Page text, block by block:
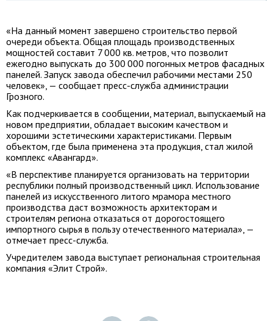
«На данный момент завершено строительство первой
очереди объекта. Общая площадь производственных
мощностей составит 7 000 кв. метров, что позволит
ежегодно выпускать до 300 000 погонных метров фасадных
панелей. Запуск завода обеспечил рабочими местами 250
человек», — сообщает пресс-служба администрации
Грозного.
Как подчеркивается в сообщении, материал, выпускаемый на
новом предприятии, обладает высоким качеством и
хорошими эстетическими характеристиками. Первым
объектом, где была применена эта продукция, стал жилой
комплекс «Авангард».
«В перспективе планируется организовать на территории
республики полный производственный цикл. Использование
панелей из искусственного литого мрамора местного
производства даст возможность архитекторам и
строителям региона отказаться от дорогостоящего
импортного сырья в пользу отечественного материала», —
отмечает пресс-служба.
Учредителем завода выступает региональная строительная
компания «Элит Строй».